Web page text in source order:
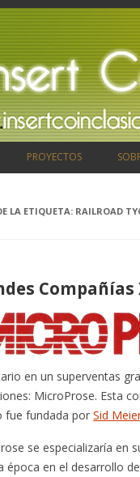
PROYECTOS
LA ETIQUETA: RAILROAD
en un superventas
MicroProse. Esta
fue fundada porSid
se especializaría en
época en el desarrollo de